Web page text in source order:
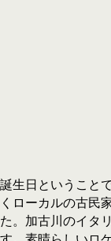
誕生日ということ
くローカルの古民
た。加古川のイタ